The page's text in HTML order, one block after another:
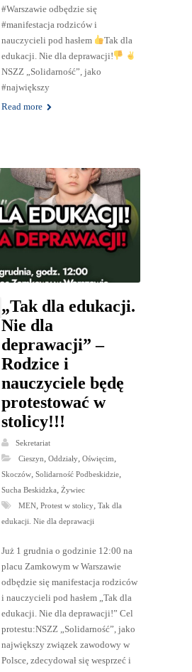
#Warszawie odbędzie się
#manifestacja rodziców i
nauczycieli pod hasłem
Tak dla
edukacji. Nie dla deprawacji!
NSZZ „Solidarność”, jako
#największy
Read more
„Tak dla edukacji.
Nie dla
deprawacji” –
Rodzice i
nauczyciele będę
protestować w
stolicy!!!
Sekretariat
Cieszyn Oddziały, Oświęcim
Skoczów, Solidarność Podbeskidzie,
Sucha Beskidzka
Żywiec
MEN, Protest w stolicy, Tak dla
edukacji. Nie dla deprawacji
Już 1 grudnia o godzinie 12:00 na
placu Zamkowym w Warszawie
odbędzie się manifestacja rodziców
i nauczycieli pod hasłem „Tak dla
edukacji. Nie dla deprawacji!” Cel
protestu:NSZZ „Solidarność”, jako
największy związek zawodowy w
Polsce, zdecydował się wesprzeć i